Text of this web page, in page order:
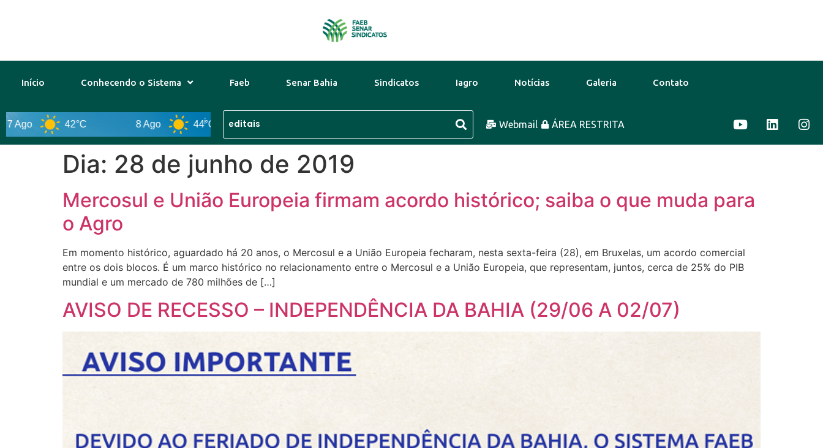
Início Conhecendo o Sistema Faeb Senar Bahia Sindicatos Iagro Notícias Galeria Contato
8 Ago 9 Ago 43°C 11 Ago 38°C 12 Ago 37°C
Webmail ÁREA RESTRITA
Dia: 28 de junho de 2019
Mercosul e União Europeia firmam acordo histórico; saiba o que muda para
o Agro
Em momento histórico, aguardado há 20 anos, o Mercosul e a União Europeia fecharam, nesta sexta-feira (28), em Bruxelas, um acordo comercial
entre os dois blocos. É um marco histórico no relacionamento entre o Mercosul e a União Europeia, que representam, juntos, cerca de 25% do PIB
mundial e um mercado de 780 milhões de […]
AVISO DE RECESSO – INDEPENDÊNCIA DA BAHIA (29/06 A 02/07)